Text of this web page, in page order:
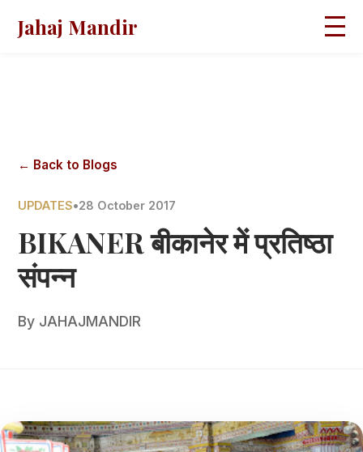
Jahaj Mandir
← Back to Blogs
UPDATES•28 October 2017
BIKANER बीकानेर में प्रतिष्ठा
संपन्न
By JAHAJMANDIR